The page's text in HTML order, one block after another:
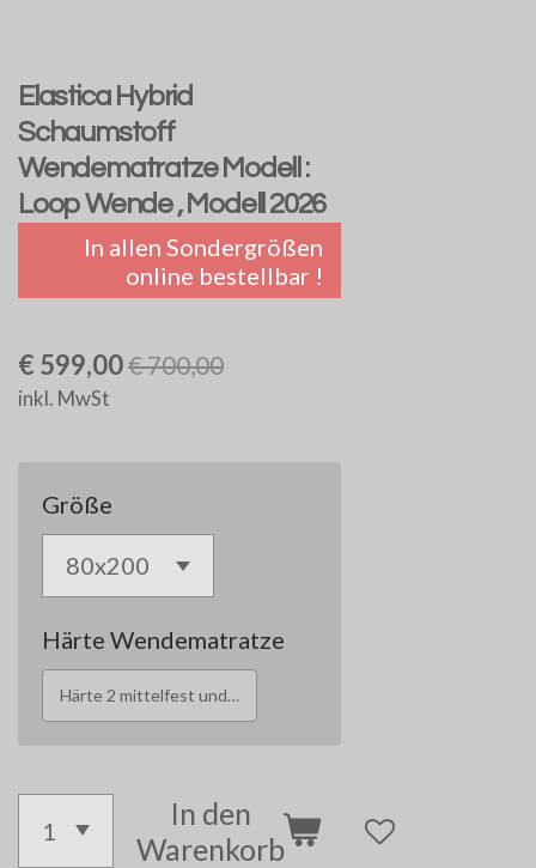
Elastica Hybrid
Schaumstoff
Wendematratze Modell :
Loop Wende , Modell 2026
In allen Sondergrößen
online bestellbar !
€ 599,00€ 700,00
inkl. MwSt
Größe
Härte Wendematratze
Härte 2 mittelfest und Härte 3 fest
In den
Warenkorb